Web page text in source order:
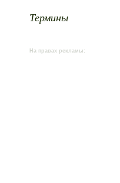
Термины
На правах рекламы: